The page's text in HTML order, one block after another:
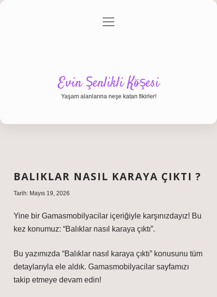
Gizlilik Politikası
menüyü
Evin Şenlikli Köşesi
Yaşam alanlarına neşe katan fikirler!
BALIKLAR NASIL KARAYA ÇIKTI ?
Tarih: Mayıs 19, 2026
Yine bir Gamasmobilyacilar içeriğiyle karşınızdayız! Bu
kez konumuz: “Balıklar nasıl karaya çıktı”.
Bu yazımızda “Balıklar nasıl karaya çıktı” konusunu tüm
detaylarıyla ele aldık. Gamasmobilyacilar sayfamızı
takip etmeye devam edin!